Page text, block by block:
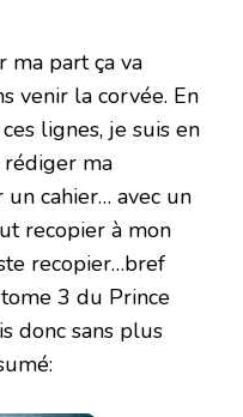
ma part ça va
venir la corvée. En
lignes, je suis en
rédiger ma
un cahier… avec un
recopier à mon
recopier…bref
3 du Prince
donc sans plus